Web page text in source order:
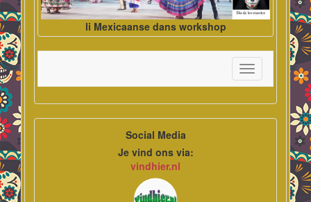
li Mexicaanse dans workshop
Toggle
navigation
Social Media
Je vind ons via:
vindhier.nl